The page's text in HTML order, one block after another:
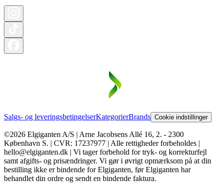
Salgs- og leveringsbetingelserKategorierBrands Cookie indstillinger
©2026 Elgiganten A/S | Arne Jacobsens Allé 16, 2. - 2300
København S. | CVR: 17237977 | Alle rettigheder forbeholdes |
hello@elgiganten.dk | Vi tager forbehold for tryk- og korrekturfejl
samt afgifts- og prisændringer. Vi gør i øvrigt opmærksom på at din
bestilling ikke er bindende for Elgiganten, før Elgiganten har
behandlet din ordre og sendt en bindende faktura.